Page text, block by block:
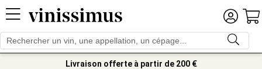
Livraison offerte à partir de 200 €